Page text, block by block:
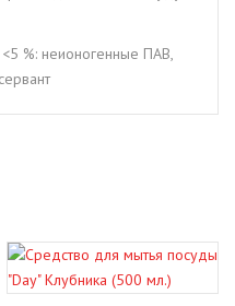
%: неионогенные ПАВ,